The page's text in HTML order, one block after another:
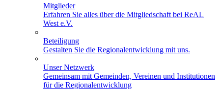
Mitglieder
Erfahren Sie alles über die Mitgliedschaft bei ReAL
West e.V.
Beteiligung
Gestalten Sie die Regionalentwicklung mit uns.
Unser Netzwerk
Gemeinsam mit Gemeinden, Vereinen und Institutionen
für die Regionalentwicklung